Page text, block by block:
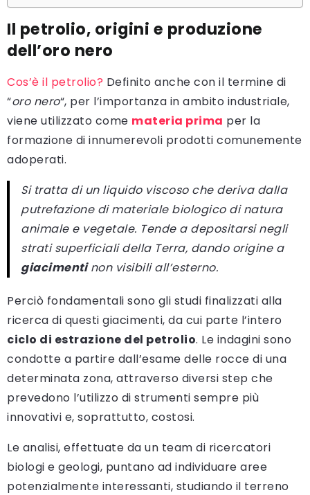
Il petrolio, origini e produzione
dell’oro nero
Cos’è il petrolio? Definito anche con il termine di
“oro nero“, per l’importanza in ambito industriale,
viene utilizzato come materia prima per la
formazione di innumerevoli prodotti comunemente
adoperati.
Si tratta di un liquido viscoso che deriva dalla
putrefazione di materiale biologico di natura
animale e vegetale. Tende a depositarsi negli
strati superficiali della Terra, dando origine a
giacimentinon visibili all’esterno.
Perciò fondamentali sono gli studi finalizzati alla
ricerca di questi giacimenti, da cui parte l’intero
ciclo di estrazione del petrolio. Le indagini sono
condotte a partire dall’esame delle rocce di una
determinata zona, attraverso diversi step che
prevedono l’utilizzo di strumenti sempre più
innovativi e, soprattutto, costosi.
Le analisi, effettuate da un team di ricercatori
biologi e geologi, puntano ad individuare aree
potenzialmente interessanti, studiando il terreno